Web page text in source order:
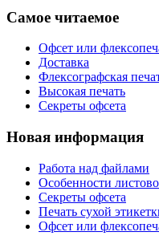
Самое читаемое
Офсет или
Доставка
Флексографская
Высокая печать
Секреты офсета
Новая информация
Работа над файлами
Особенности
Секреты офсета
Печать сухой
Офсет или